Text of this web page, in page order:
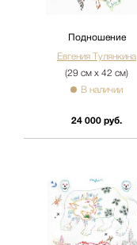
Подношение
Евгения Тулянкина
(29 см х 42 см)
В наличии
24 000 руб.